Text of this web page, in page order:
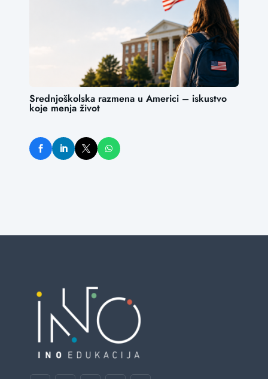
Srednjoškolska razmena u Americi – iskustvo
koje menja život